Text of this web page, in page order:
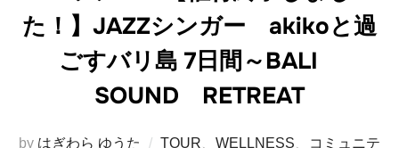
た！】JAZZシンガー akikoと過
ごすバリ島 7日間～BALI
SOUND RETREAT
by はぎわら ゆうた TOUR WELLNESS
コミュニテ